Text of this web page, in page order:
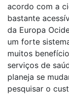
acordo com a
bastante
da Europa
um forte
muitos
serviços de
planeja se
pesquisar o